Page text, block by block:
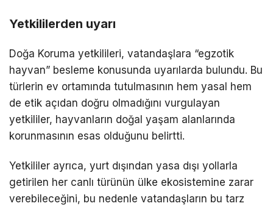
Yetkililerden uyarı
Doğa Koruma yetkilileri, vatandaşlara “egzotik
hayvan” besleme konusunda uyarılarda bulundu. Bu
türlerin ev ortamında tutulmasının hem yasal hem
de etik açıdan doğru olmadığını vurgulayan
yetkililer, hayvanların doğal yaşam alanlarında
korunmasının esas olduğunu belirtti.
Yetkililer ayrıca, yurt dışından yasa dışı yollarla
getirilen her canlı türünün ülke ekosistemine zarar
verebileceğini, bu nedenle vatandaşların bu tarz